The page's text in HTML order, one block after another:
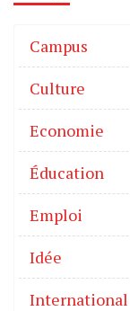
Campus
Culture
Economie
Éducation
Emploi
Idée
International